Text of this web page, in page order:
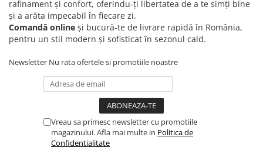
rafinament și confort, oferindu‑ți libertatea de a te simți bine
și a arăta impecabil în fiecare zi.
Comandă online și bucură‑te de livrare rapidă în România,
pentru un stil modern și sofisticat în sezonul cald.
Newsletter Nu rata ofertele si promotiile noastre
Vreau sa primesc newsletter cu promotiile
magazinului. Afla mai multe in Politica de
Confidentialitate